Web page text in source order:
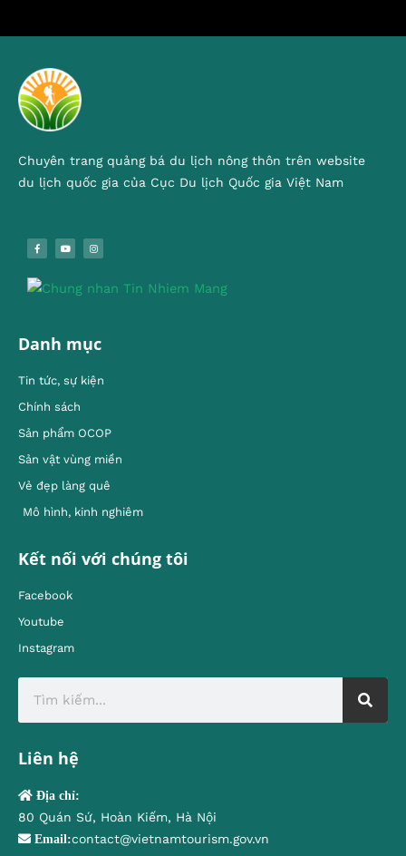
Chuyên trang quảng bá du lịch nông thôn trên website
du lịch quốc gia của Cục Du lịch Quốc gia Việt Nam
Danh mục
Tin tức, sự kiện
Chính sách
Sản phẩm OCOP
Sản vật vùng miền
Vẻ đẹp làng quê
Mô hình, kinh nghiêm
Kết nối với chúng tôi
Facebook
Youtube
Instagram
Liên hệ
Địa chỉ:
80 Quán Sứ, Hoàn Kiếm, Hà Nội
Email:contact@vietnamtourism.gov.vn